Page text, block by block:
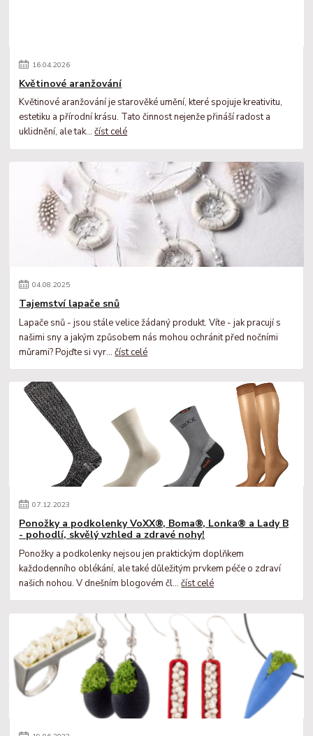
16.04.2026
Květinové aranžování
Květinové aranžování je starověké umění, které spojuje kreativitu,
estetiku a přírodní krásu. Tato činnost nejenže přináší radost a
uklidnění, ale tak...číst celé
04.08.2025
Tajemství lapače snů
Lapače snů - jsou stále velice žádaný produkt. Víte - jak pracují s
našimi sny a jakým způsobem nás mohou ochránit před nočními
můrami? Pojďte si vyr...číst celé
07.12.2023
Ponožky a podkolenky VoXX®, Boma®, Lonka® a Lady B
- pohodlí, skvělý vzhled a zdravé nohy!
Ponožky a podkolenky nejsou jen praktickým doplňkem
každodenního oblékání, ale také důležitým prvkem péče o zdraví
našich nohou. V dnešním blogovém čl...číst celé